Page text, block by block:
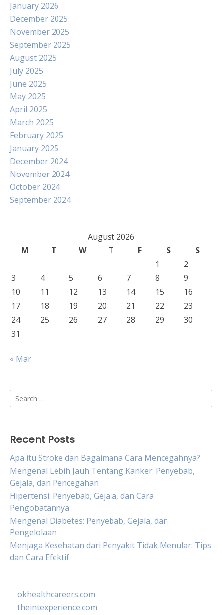
January 2026
December 2025
November 2025
September 2025
August 2025
July 2025
June 2025
May 2025
April 2025
March 2025
February 2025
January 2025
December 2024
November 2024
October 2024
September 2024
August 2026
M
T W T F S
S
1
2
3
4 5 6 7 8
9
10
11 12 13 14 15
16
17
18 19 20 21 22
23
24
25 26 27 28 29
30
31
« Mar
Search
for:
Recent Posts
Apa itu Stroke dan Bagaimana Cara Mencegahnya?
Mengenal Lebih Jauh Tentang Kanker: Penyebab,
Gejala, dan Pencegahan
Hipertensi: Penyebab, Gejala, dan Cara
Pengobatannya
Mengenal Diabetes: Penyebab, Gejala, dan
Pengelolaan
Menjaga Kesehatan dari Penyakit Tidak Menular: Tips
dan Cara Efektif
okhealthcareers.com
theintexperience.com